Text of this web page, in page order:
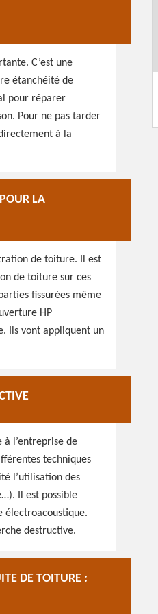
C’est une
étanchéité de
pour réparer
Pour ne pas tarder
à la
LA
de toiture. Il est
de toiture sur ces
fissurées même
HP
Ils vont appliquent un
à l’entreprise de
techniques
l’utilisation des
Il est possible
électroacoustique.
destructive.
DE TOITURE :